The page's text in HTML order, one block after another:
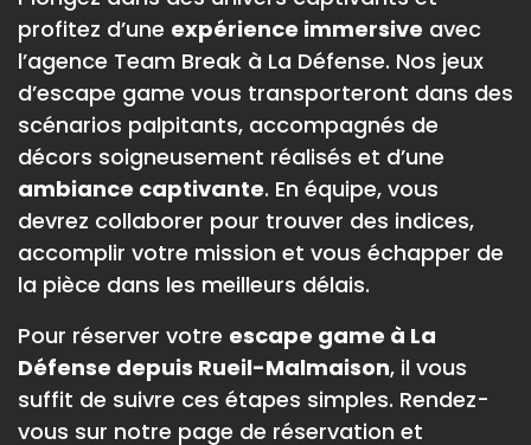
profitez d’une expérience immersive avec
l’agence Team Break à La Défense. Nos jeux
d’escape game vous transporteront dans des
scénarios palpitants, accompagnés de
décors soigneusement réalisés et d’une
ambiance captivante. En équipe, vous
devrez collaborer pour trouver des indices,
accomplir votre mission et vous échapper de
la pièce dans les meilleurs délais.
Pour réserver votre escape game à La
Défense depuis Rueil-Malmaison, il vous
suffit de suivre ces étapes simples. Rendez-
vous sur notre page de réservation et